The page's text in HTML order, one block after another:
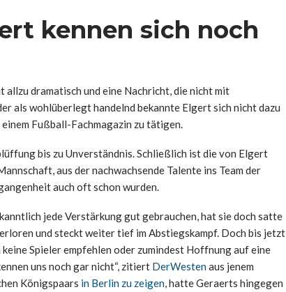
kennen sich noch
dramatisch und eine Nachricht, die nicht mit
als wohlüberlegt handelnd bekannte Elgert sich nicht dazu
Fußball-Fachmagazin zu tätigen.
bis zu Unverständnis. Schließlich ist die von Elgert
aus der nachwachsende Talente ins Team der
auch oft schon wurden.
jede Verstärkung gut gebrauchen, hat sie doch satte
und steckt weiter tief im Abstiegskampf. Doch bis jetzt
Spieler empfehlen oder zumindest Hoffnung auf eine
uns noch gar nicht“, zitiert DerWestenaus jenem
Königspaars in Berlin zu zeigen, hatte Geraerts hingegen